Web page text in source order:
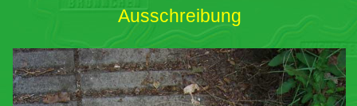
Ausschreibung